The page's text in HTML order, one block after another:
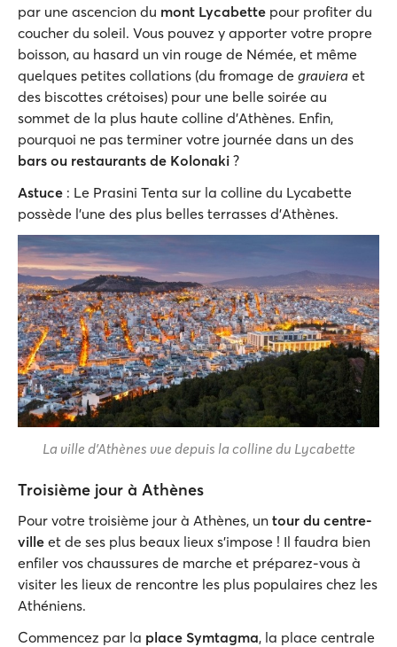
par une ascencion du mont Lycabette pour profiter du
coucher du soleil. Vous pouvez y apporter votre propre
boisson, au hasard un vin rouge de Némée, et même
quelques petites collations (du fromage de graviera et
des biscottes crétoises) pour une belle soirée au
sommet de la plus haute colline d'Athènes. Enfin,
pourquoi ne pas terminer votre journée dans un des
bars ou restaurants de Kolonaki ?
Astuce : Le Prasini Tenta sur la colline du Lycabette
possède l'une des plus belles terrasses d'Athènes.
La ville d'Athènes vue depuis la colline du Lycabette
Troisième jour à Athènes
Pour votre troisième jour à Athènes, un tour du centre-
ville et de ses plus beaux lieux s'impose ! Il faudra bien
enfiler vos chaussures de marche et préparez-vous à
visiter les lieux de rencontre les plus populaires chez les
Athéniens.
Commencez par la place Symtagma, la place centrale